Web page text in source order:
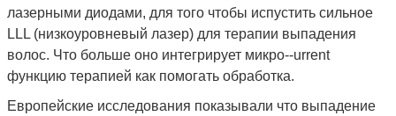
лазерными диодами, для того чтобы испустить сильное
LLL (низкоуровневый лазер) для терапии выпадения
волос. Что больше оно интегрирует микро--urrent
функцию терапией как помогать обработка.
Европейские исследования показывали что выпадение